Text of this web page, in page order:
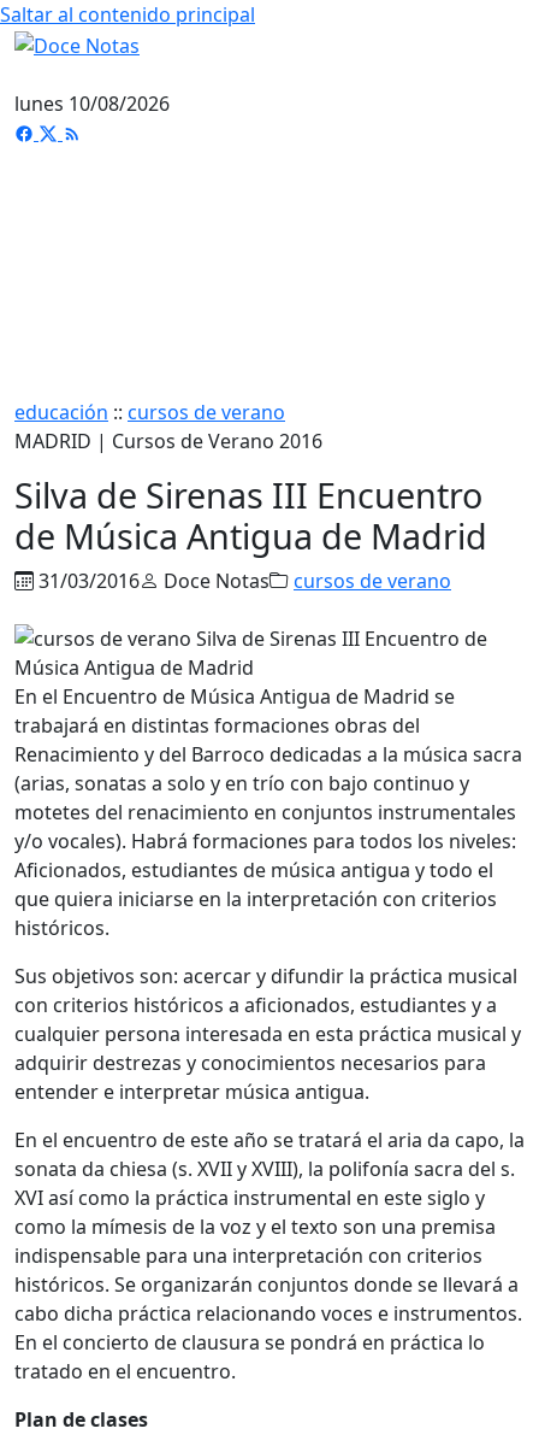
Saltar al contenido principal
lunes 10/08/2026
educación :: cursos de verano
MADRID | Cursos de Verano 2016
Silva de Sirenas III Encuentro
de Música Antigua de Madrid
31/03/2016 Doce Notas cursos de verano
En el Encuentro de Música Antigua de Madrid se
trabajará en distintas formaciones obras del
Renacimiento y del Barroco dedicadas a la música sacra
(arias, sonatas a solo y en trío con bajo continuo y
motetes del renacimiento en conjuntos instrumentales
y/o vocales). Habrá formaciones para todos los niveles:
Aficionados, estudiantes de música antigua y todo el
que quiera iniciarse en la interpretación con criterios
históricos.
Sus objetivos son: acercar y difundir la práctica musical
con criterios históricos a aficionados, estudiantes y a
cualquier persona interesada en esta práctica musical y
adquirir destrezas y conocimientos necesarios para
entender e interpretar música antigua.
En el encuentro de este año se tratará el aria da capo, la
sonata da chiesa (s. XVII y XVIII), la polifonía sacra del s.
XVI así como la práctica instrumental en este siglo y
como la mímesis de la voz y el texto son una premisa
indispensable para una interpretación con criterios
históricos. Se organizarán conjuntos donde se llevará a
cabo dicha práctica relacionando voces e instrumentos.
En el concierto de clausura se pondrá en práctica lo
tratado en el encuentro.
Plan de clases